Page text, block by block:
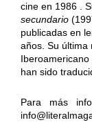
cine en 1986 .
secundario
publicadas en
años. Su última
han sido
Para más